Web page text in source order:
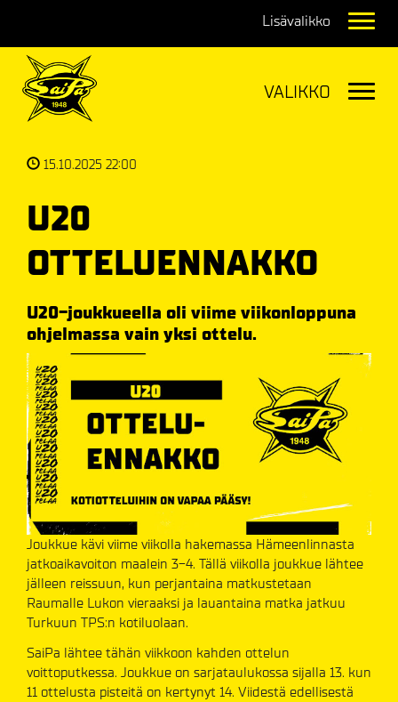
15.10.2025 22:00
U20
OTTELUENNAKKO
U20-joukkueella oli viime viikonloppuna
ohjelmassa vain yksi ottelu.
Joukkue kävi viime viikolla hakemassa Hämeenlinnasta
jatkoaikavoiton maalein 3-4. Tällä viikolla joukkue lähtee
jälleen reissuun, kun perjantaina matkustetaan
Raumalle Lukon vieraaksi ja lauantaina matka jatkuu
Turkuun TPS:n kotiluolaan.
SaiPa lähtee tähän viikkoon kahden ottelun
voittoputkessa. Joukkue on sarjataulukossa sijalla 13. kun
11 ottelusta pisteitä on kertynyt 14. Viidestä edellisestä